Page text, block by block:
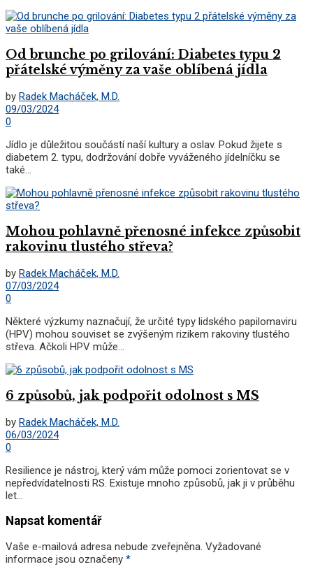
Od brunche po grilování: Diabetes typu 2
přátelské výměny za vaše oblíbená jídla
by Radek Macháček, M.D.
09/03/2024
0
Jídlo je důležitou součástí naší kultury a oslav. Pokud žijete s
diabetem 2. typu, dodržování dobře vyváženého jídelníčku se
také...
Mohou pohlavně přenosné infekce způsobit
rakovinu tlustého střeva?
by Radek Macháček, M.D.
07/03/2024
0
Některé výzkumy naznačují, že určité typy lidského papilomaviru
(HPV) mohou souviset se zvýšeným rizikem rakoviny tlustého
střeva. Ačkoli HPV může...
6 způsobů, jak podpořit odolnost s MS
by Radek Macháček, M.D.
06/03/2024
0
Resilience je nástroj, který vám může pomoci zorientovat se v
nepředvídatelnosti RS. Existuje mnoho způsobů, jak ji v průběhu
let...
Napsat komentář
Vaše e-mailová adresa nebude zveřejněna. Vyžadované
informace jsou označeny *